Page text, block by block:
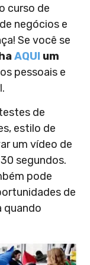
curso de
negócios e
Se você se
AQUI um
pessoais e
de
estilo de
um vídeo de
segundos.
pode
de
quando